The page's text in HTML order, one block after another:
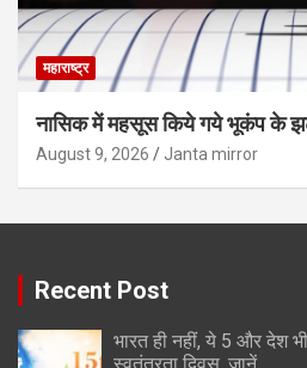
महाराष्ट्र
नासिक में महसूस किये गये भूकंप के
August 9, 2026 Janta mirror
Recent Post
भारत ही नहीं, ये 5 और देश